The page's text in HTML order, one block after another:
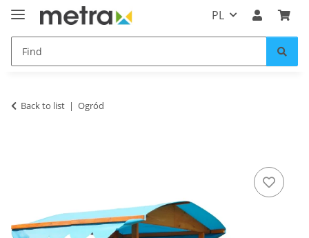
PL
Back to list Ogród